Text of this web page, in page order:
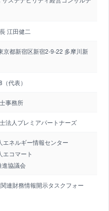
江田健二
京都新宿区新宿2-9-22 多摩川新
代表）
事務所
法人プレミアパートナーズ
エネルギー情報センター
エコマート
進協議会
連財務情報開示タスクフォー